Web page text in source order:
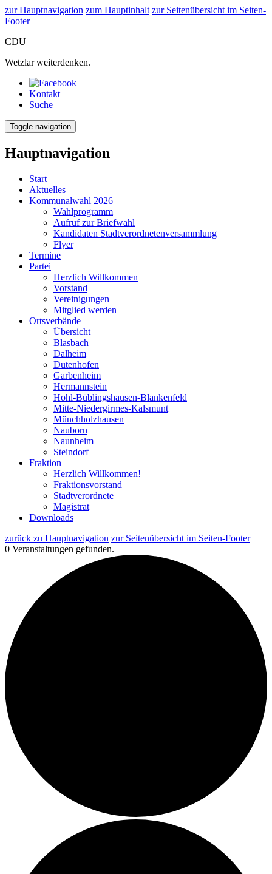
zur Hauptnavigation zum Hauptinhalt zur Seitenübersicht im Seiten-
Footer
CDU
Wetzlar weiterdenken.
Kontakt
Suche
Toggle navigation
Hauptnavigation
Start
Aktuelles
Kommunalwahl 2026
Wahlprogramm
Aufruf zur Briefwahl
Kandidaten Stadtverordnetenversammlung
Flyer
Termine
Partei
Herzlich Willkommen
Vorstand
Vereinigungen
Mitglied werden
Ortsverbände
Übersicht
Blasbach
Dalheim
Dutenhofen
Garbenheim
Hermannstein
Hohl-Büblingshausen-Blankenfeld
Mitte-Niedergirmes-Kalsmunt
Münchholzhausen
Nauborn
Naunheim
Steindorf
Fraktion
Herzlich Willkommen!
Fraktionsvorstand
Stadtverordnete
Magistrat
Downloads
zurück zu Hauptnavigation zur Seitenübersicht im Seiten-Footer
0 Veranstaltungen gefunden.